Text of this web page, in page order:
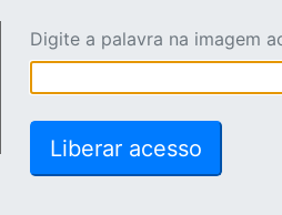
Digite a palavra na imagem